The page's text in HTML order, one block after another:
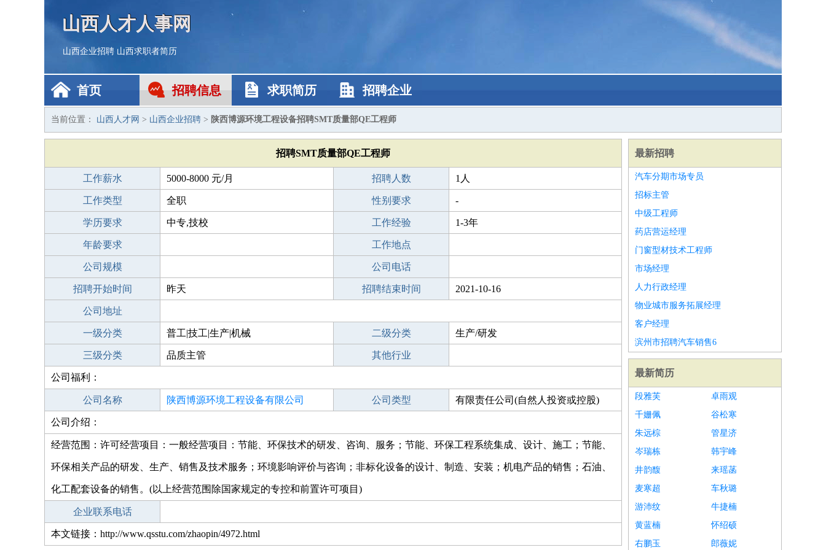
山西人才人事网
山西企业招聘 山西求职者简历
首页 招聘信息 求职简历 招聘企业
当前位置： 山西人才网 > 山西企业招聘 > 陕西博源环境工程设备招聘SMT质量部QE工程师
招聘SMT质量部QE工程师
工作薪水 5000-8000 元/月 招聘人数 1人
工作类型 全职 性别要求 -
学历要求 中专,技校 工作经验 1-3年
年龄要求 工作地点
公司规模 公司电话
招聘开始时间 昨天 招聘结束时间 2021-10-16
公司地址
一级分类 普工|技工|生产|机械 二级分类 生产/研发
三级分类 品质主管 其他行业
公司福利：
公司名称 陕西博源环境工程设备有限公司 公司类型 有限责任公司(自然人投资或控股)
公司介绍：
经营范围：许可经营项目：一般经营项目：节能、环保技术的研发、咨询、服务；节能、环保工程系统集成、设计、施工；节能、
环保相关产品的研发、生产、销售及技术服务；环境影响评价与咨询；非标化设备的设计、制造、安装；机电产品的销售；石油、
化工配套设备的销售。(以上经营范围除国家规定的专控和前置许可项目)
企业联系电话
本文链接：http://www.qsstu.com/zhaopin/4972.html
最新招聘
汽车分期市场专员
招标主管
中级工程师
药店营运经理
门窗型材技术工程师
市场经理
人力行政经理
物业城市服务拓展经理
客户经理
滨州市招聘汽车销售6
最新简历
段雅芙
卓雨观
千姗佩
谷松寒
朱远棕
管星济
岑瑞栋
韩宇峰
井韵馥
来瑶菡
麦寒超
车秋璐
游沛纹
牛捷楠
黄蓝楠
怀绍硕
右鹏玉
郎薇妮